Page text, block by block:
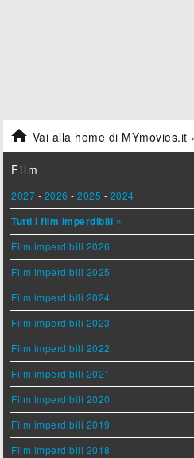
 Vai alla home di MYmovies.it
Film
2027 - 2026 -2025 - 2024
Tutti i film imperdibili »
Film imperdibili 2026
Film imperdibili 2025
Film imperdibili 2024
Film imperdibili 2023
Film imperdibili 2022
Film imperdibili 2021
Film imperdibili 2020
Film imperdibili 2019
Film imperdibili 2018